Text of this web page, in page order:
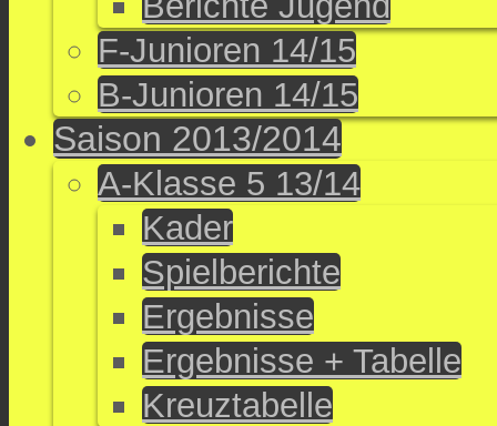
F-Junioren 14/15
B-Junioren 14/15
Saison 2013/2014
A-Klasse 5 13/14
Kader
Spielberichte
Ergebnisse
Ergebnisse + Tabelle
Kreuztabelle